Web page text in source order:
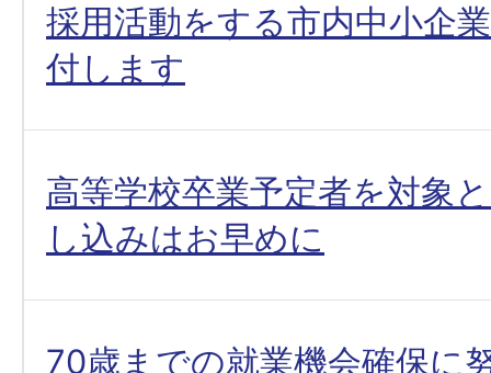
採用活動をする市内中小企
付します
高等学校卒業予定者を対象
し込みはお早めに
70歳までの就業機会確保に